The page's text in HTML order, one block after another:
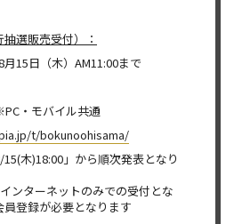
選販売受付）：
15日（木）AM11:00まで
・モバイル共通
t/bokunoohisama/
木)18:00」から順次発表となり
ターネットのみでの受付とな
登録が必要となります